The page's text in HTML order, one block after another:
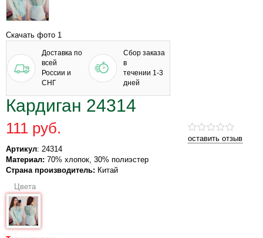
Скачать фото 1
Доставка по
всей
России и
СНГ
Сбор заказа
в
течении 1-3
дней
Кардиган 24314
оставить отзыв
111 руб.
Артикул: 24314
Материал: 70% хлопок, 30% полиэстер
Страна производитель: Китай
Цвета